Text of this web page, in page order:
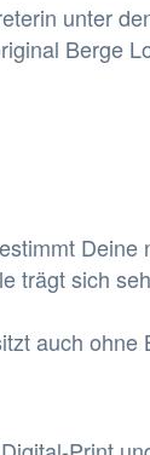
unter
Berge
Deine
trägt sich
auch ohne